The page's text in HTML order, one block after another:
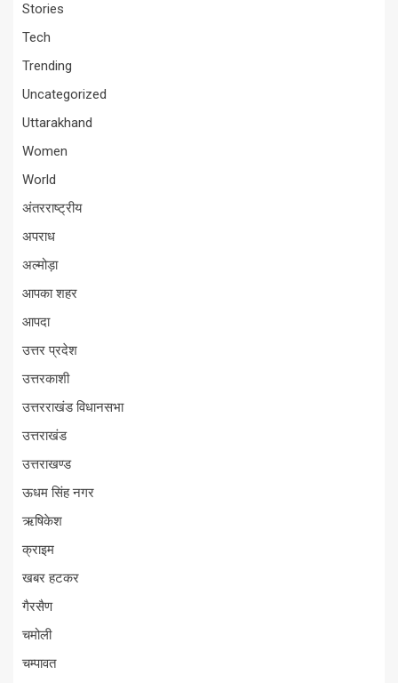
Stories
Tech
Trending
Uncategorized
Uttarakhand
Women
World
अंतरराष्ट्रीय
अपराध
अल्मोड़ा
आपका शहर
आपदा
उत्तर प्रदेश
उत्तरकाशी
उत्तरराखंड विधानसभा
उत्तराखंड
उत्तराखण्ड
ऊधम सिंह नगर
ऋषिकेश
क्राइम
खबर हटकर
गैरसैण
चमोली
चम्पावत